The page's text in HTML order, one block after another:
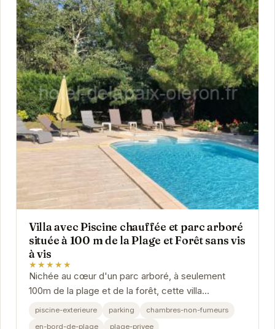
Villa avec Piscine chauffée et parc arboré
située à 100 m de la Plage et Forêt sans vis
à vis
★★★★★
Nichée au cœur d'un parc arboré, à seulement
100m de la plage et de la forêt, cette villa
exceptionnelle offre un cadre idyllique pour des...
piscine-exterieure parking
chambres-non-fumeurs
en-bord-de-plage
plage-privee